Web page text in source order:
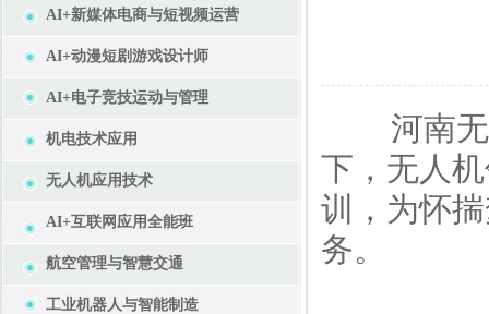
AI+新媒体电商与短视频运营
AI+动漫短剧游戏设计师
AI+电子竞技运动与管理
机电技术应用
无人机应用技术
AI+互联网应用全能班
航空管理与智慧交通
工业机器人与智能制造
河南无人
下，无人
训，为怀
务。